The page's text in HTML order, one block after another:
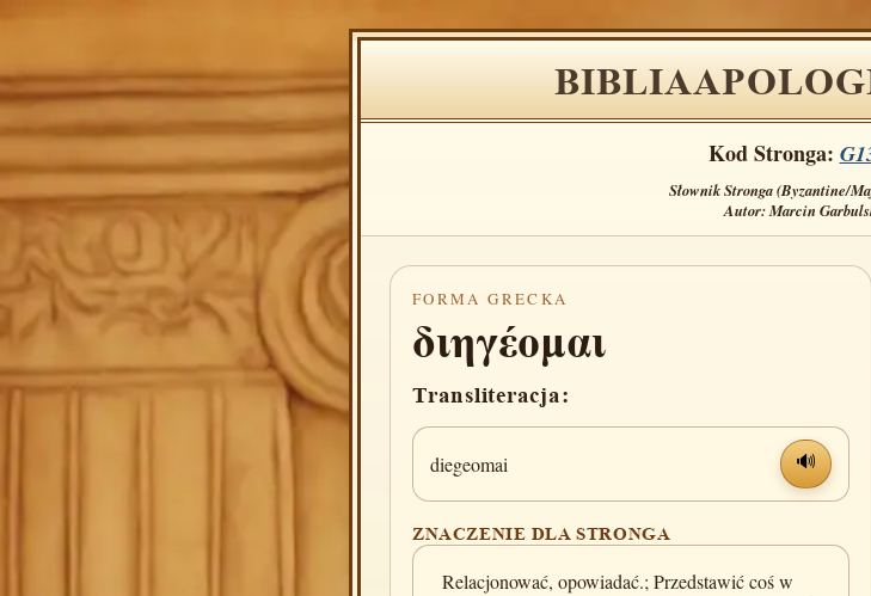
Kod Stronga:
Słownik Stronga (Byzantine/
Autor: Marcin
FORMA GRECKA
διηγέομαι
Transliteracja:
diegeomai 🔊
ZNACZENIE DLA STRONGA
Relacjonować, opowiadać.; Przedstawić coś w